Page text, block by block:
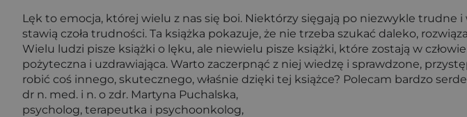
Lęk to emocja, której wielu z nas się boi. Niektórzy sięgają po niezwykle
stawią czoła trudności. Ta książka pokazuje, że nie trzeba szukać daleko,
Wielu ludzi pisze książki o lęku, ale niewielu pisze książki, które zostają w
pożyteczna i uzdrawiająca. Warto zaczerpnąć z niej wiedzę i sprawdzone,
robić coś innego, skutecznego, właśnie dzięki tej książce? Polecam bardzo
dr n. med. i n. o zdr. Martyna Puchalska,
psycholog, terapeutka i psychoonkolog,